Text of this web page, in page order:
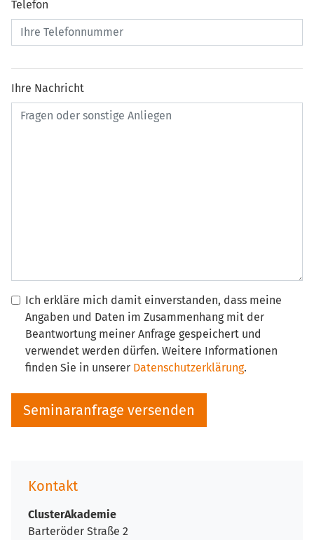
Telefon
Ihre Nachricht
Ich erkläre mich damit einverstanden, dass meine
Angaben und Daten im Zusammenhang mit der
Beantwortung meiner Anfrage gespeichert und
verwendet werden dürfen. Weitere Informationen
finden Sie in unserer Datenschutzerklärung.
Kontakt
ClusterAkademie
Barteröder Straße 2